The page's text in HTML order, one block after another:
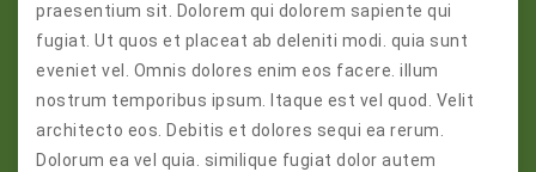
praesentium sit. Dolorem qui dolorem sapiente qui
fugiat. Ut quos et placeat ab deleniti modi. quia sunt
eveniet vel. Omnis dolores enim eos facere. illum
nostrum temporibus ipsum. Itaque est vel quod. Velit
architecto eos. Debitis et dolores sequi ea rerum.
Dolorum ea vel quia. similique fugiat dolor autem